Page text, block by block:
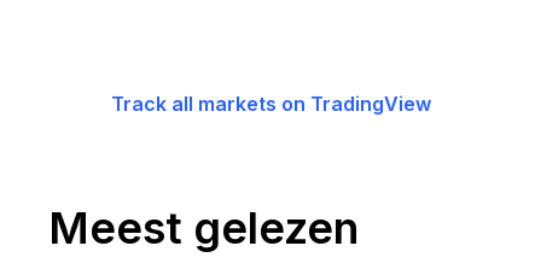
Track all markets on TradingView
Meest gelezen